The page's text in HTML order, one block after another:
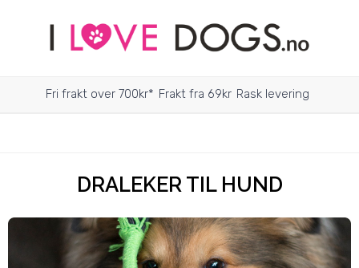
Fri frakt over 700kr* Frakt fra 69kr Rask levering
DRALEKER TIL HUND